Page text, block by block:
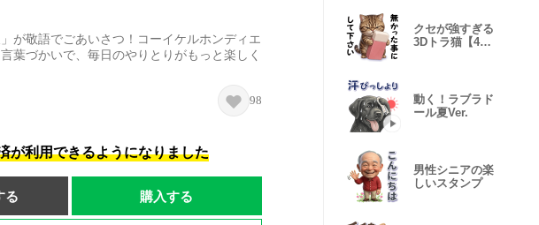
が敬語でごあいさつ！コーイケルホンディエ
葉づかいで、毎日のやりとりがもっと楽しく
98
が利用できるようになりました
る 購入する
クセが強すぎる
3Dトラ猫【40
動く！ラブラド
ール夏Ver.
男性シニアの楽
しいスタンプ